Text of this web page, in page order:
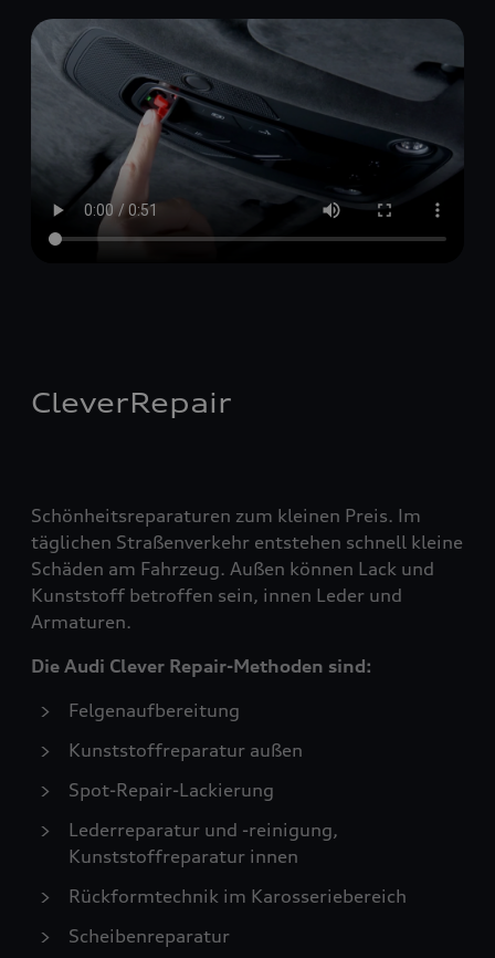
CleverRepair
Schönheitsreparaturen zum kleinen Preis. Im
täglichen Straßenverkehr entstehen schnell kleine
Schäden am Fahrzeug. Außen können Lack und
Kunststoff betroffen sein, innen Leder und
Armaturen.
Die Audi Clever Repair-Methoden sind:
Felgenaufbereitung
Kunststoffreparatur außen
Spot-Repair-Lackierung
Lederreparatur und -reinigung,
Kunststoffreparatur innen
Rückformtechnik im Karosseriebereich
Scheibenreparatur